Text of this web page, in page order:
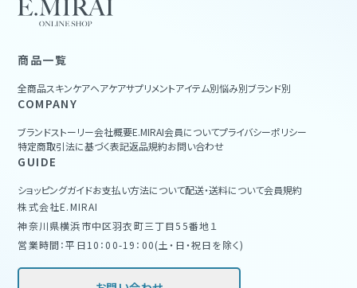
株式会社E.MIRAI
神奈川県横浜市中区羽衣町三丁目55番地１
営業時間：平日10：00-19：00(土・日・祝日を除く)
商品一覧
全商品スキンケアヘアケアサプリメントアイテム別悩み別ブランド別
COMPANY
ブランドストーリー会社概要E.MIRAI会員についてプライバシーポリシー
特定商取引法に基づく表記返品規約お問い合わせ
GUIDE
ショッピングガイドお支払い方法について配送・送料について会員規約